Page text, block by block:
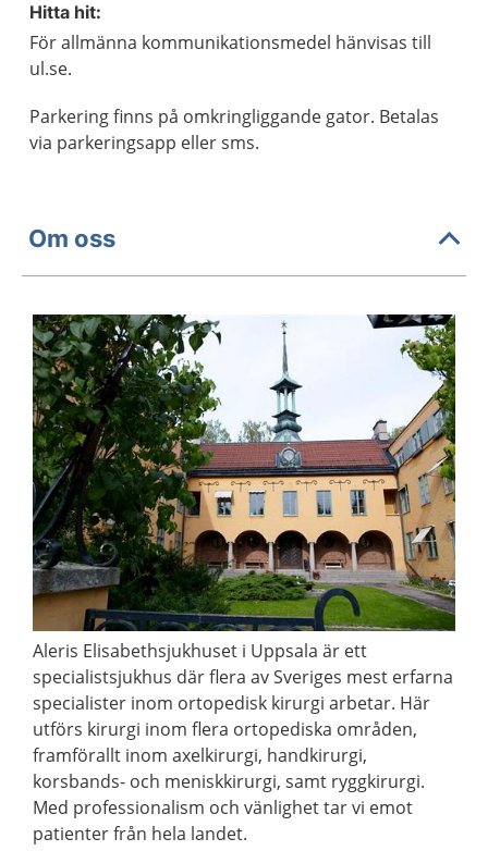
Hitta hit:
För allmänna kommunikationsmedel hänvisas till
ul.se.
Parkering finns på omkringliggande gator. Betalas
via parkeringsapp eller sms.
Om oss
Aleris Elisabethsjukhuset i Uppsala är ett
specialistsjukhus där flera av Sveriges mest erfarna
specialister inom ortopedisk kirurgi arbetar. Här
utförs kirurgi inom flera ortopediska områden,
framförallt inom axelkirurgi, handkirurgi,
korsbands- och meniskkirurgi, samt ryggkirurgi.
Med professionalism och vänlighet tar vi emot
patienter från hela landet.